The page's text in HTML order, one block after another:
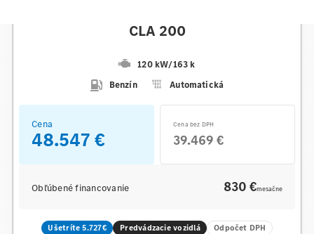
CLA 200
120 kW/163 k
Benzín
Automatická
Cena
48.547 €
Cena bez DPH
39.469 €
Obľúbené financovanie 830 €mesačne
Ušetríte 5.727€ Predvádzacie vozidlá Odpočet DPH